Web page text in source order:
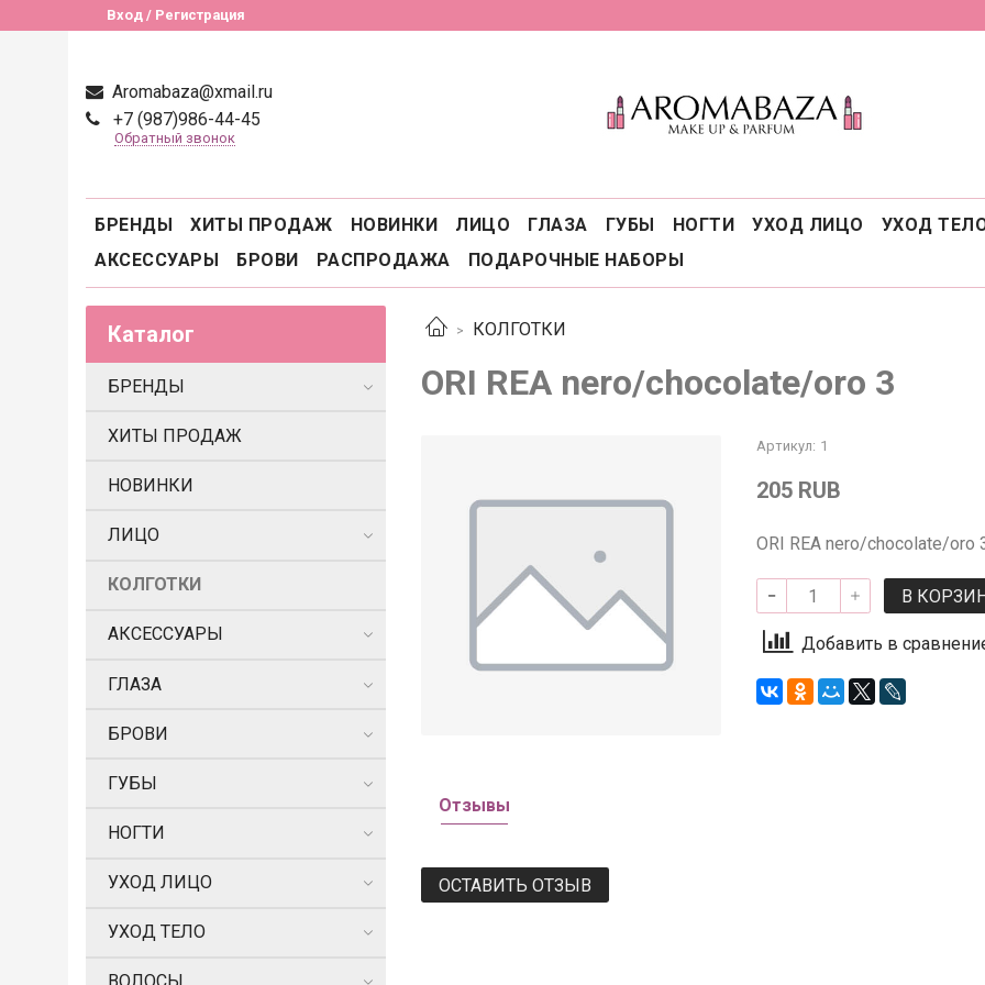
Вход / Регистрация
Aromabaza@xmail.ru
+7 (987)986-44-45
Обратный звонок
БРЕНДЫ ХИТЫ ПРОДАЖ НОВИНКИ ЛИЦО ГЛАЗА ГУБЫ НОГТИ УХОД ЛИЦО УХОД
АКСЕССУАРЫ
БРОВИ РАСПРОДАЖА ПОДАРОЧНЫЕ НАБОРЫ
КОЛГОТКИ
ORI REA nero/chocolate/oro 3
Артикул: 1
205 RUB
ORI REA nero/chocolate/oro
В
Добавить в
Отзывы
ОСТАВИТЬ ОТЗЫВ
Каталог
БРЕНДЫ
ХИТЫ ПРОДАЖ
НОВИНКИ
ЛИЦО
КОЛГОТКИ
АКСЕССУАРЫ
ГЛАЗА
БРОВИ
ГУБЫ
НОГТИ
УХОД ЛИЦО
УХОД ТЕЛО